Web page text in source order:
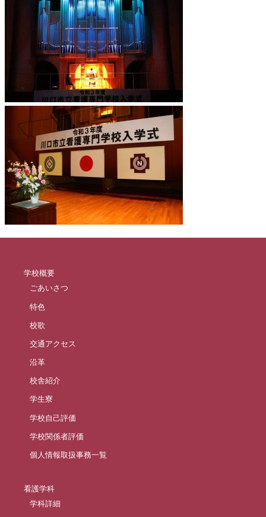
学校概要
ごあいさつ
特色
校歌
交通アクセス
沿革
校舎紹介
学生寮
学校自己評価
学校関係者評価
個人情報取扱事務一覧
看護学科
学科詳細